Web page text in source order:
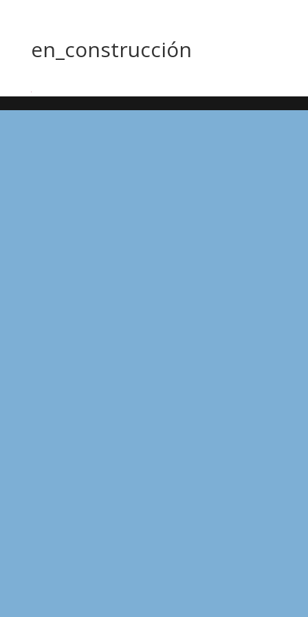
en_construcción